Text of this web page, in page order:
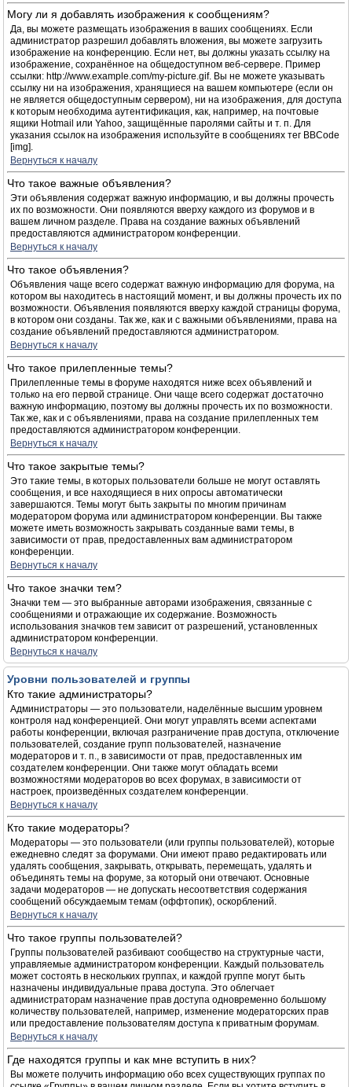
Могу ли я добавлять изображения к сообщениям?
Да, вы можете размещать изображения в ваших сообщениях. Если
администратор разрешил добавлять вложения, вы можете загрузить
изображение на конференцию. Если нет, вы должны указать ссылку на
изображение, сохранённое на общедоступном веб-сервере. Пример
ссылки: http://www.example.com/my-picture.gif. Вы не можете указывать
ссылку ни на изображения, хранящиеся на вашем компьютере (если он
не является общедоступным сервером), ни на изображения, для доступа
к которым необходима аутентификация, как, например, на почтовые
ящики Hotmail или Yahoo, защищённые паролями сайты и т. п. Для
указания ссылок на изображения используйте в сообщениях тег BBCode
[img].
Вернуться к началу
Что такое важные объявления?
Эти объявления содержат важную информацию, и вы должны прочесть
их по возможности. Они появляются вверху каждого из форумов и в
вашем личном разделе. Права на создание важных объявлений
предоставляются администратором конференции.
Вернуться к началу
Что такое объявления?
Объявления чаще всего содержат важную информацию для форума, на
котором вы находитесь в настоящий момент, и вы должны прочесть их по
возможности. Объявления появляются вверху каждой страницы форума,
в котором они созданы. Так же, как и с важными объявлениями, права на
создание объявлений предоставляются администратором.
Вернуться к началу
Что такое прилепленные темы?
Прилепленные темы в форуме находятся ниже всех объявлений и
только на его первой странице. Они чаще всего содержат достаточно
важную информацию, поэтому вы должны прочесть их по возможности.
Так же, как и с объявлениями, права на создание прилепленных тем
предоставляются администратором конференции.
Вернуться к началу
Что такое закрытые темы?
Это такие темы, в которых пользователи больше не могут оставлять
сообщения, и все находящиеся в них опросы автоматически
завершаются. Темы могут быть закрыты по многим причинам
модератором форума или администратором конференции. Вы также
можете иметь возможность закрывать созданные вами темы, в
зависимости от прав, предоставленных вам администратором
конференции.
Вернуться к началу
Что такое значки тем?
Значки тем — это выбранные авторами изображения, связанные с
сообщениями и отражающие их содержание. Возможность
использования значков тем зависит от разрешений, установленных
администратором конференции.
Вернуться к началу
Уровни пользователей и группы
Кто такие администраторы?
Администраторы — это пользователи, наделённые высшим уровнем
контроля над конференцией. Они могут управлять всеми аспектами
работы конференции, включая разграничение прав доступа, отключение
пользователей, создание групп пользователей, назначение
модераторов и т. п., в зависимости от прав, предоставленных им
создателем конференции. Они также могут обладать всеми
возможностями модераторов во всех форумах, в зависимости от
настроек, произведённых создателем конференции.
Вернуться к началу
Кто такие модераторы?
Модераторы — это пользователи (или группы пользователей), которые
ежедневно следят за форумами. Они имеют право редактировать или
удалять сообщения, закрывать, открывать, перемещать, удалять и
объединять темы на форуме, за который они отвечают. Основные
задачи модераторов — не допускать несоответствия содержания
сообщений обсуждаемым темам (оффтопик), оскорблений.
Вернуться к началу
Что такое группы пользователей?
Группы пользователей разбивают сообщество на структурные части,
управляемые администратором конференции. Каждый пользователь
может состоять в нескольких группах, и каждой группе могут быть
назначены индивидуальные права доступа. Это облегчает
администраторам назначение прав доступа одновременно большому
количеству пользователей, например, изменение модераторских прав
или предоставление пользователям доступа к приватным форумам.
Вернуться к началу
Где находятся группы и как мне вступить в них?
Вы можете получить информацию обо всех существующих группах по